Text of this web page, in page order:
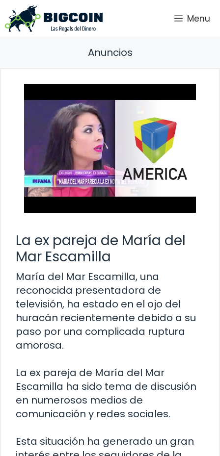
Saltar
al
contenido
Menu
Anuncios
La ex pareja de María del
Mar Escamilla
María del Mar Escamilla, una
reconocida presentadora de
televisión, ha estado en el ojo del
huracán recientemente debido a su
paso por una complicada ruptura
amorosa.
La ex pareja de María del Mar
Escamilla ha sido tema de discusión
en numerosos medios de
comunicación y redes sociales.
Esta situación ha generado un gran